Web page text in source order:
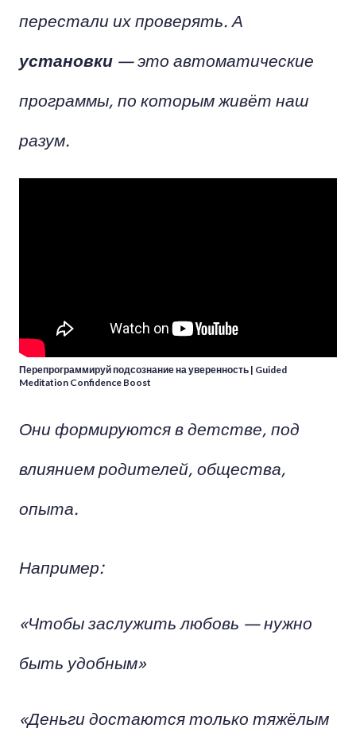
перестали их проверять. А
установки — это автоматические
программы, по которым живёт наш
разум.
Перепрограммируй подсознание на уверенность | Guided
Meditation Confidence Boost
Они формируются в детстве, под
влиянием родителей, общества,
опыта.
Например:
«Чтобы заслужить любовь — нужно
быть удобным»
«Деньги достаются только тяжёлым